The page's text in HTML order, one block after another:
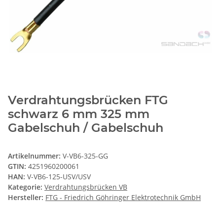
Verdrahtungsbrücken FTG
schwarz 6 mm 325 mm
Gabelschuh / Gabelschuh
Artikelnummer: V-VB6-325-GG
GTIN: 4251960200061
HAN: V-VB6-125-USV/USV
Kategorie: Verdrahtungsbrücken VB
Hersteller: FTG - Friedrich Göhringer Elektrotechnik GmbH